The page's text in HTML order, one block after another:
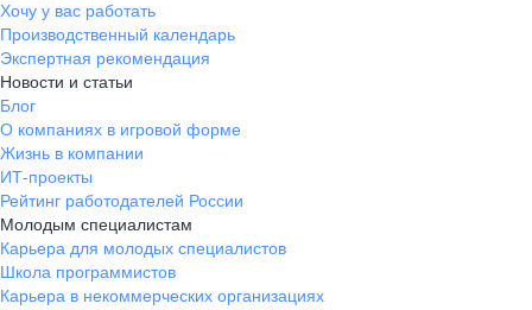
Хочу у вас работать
Производственный календарь
Экспертная рекомендация
Новости и статьи
Блог
О компаниях в игровой форме
Жизнь в компании
ИТ-проекты
Рейтинг работодателей России
Молодым специалистам
Карьера для молодых специалистов
Школа программистов
Карьера в некоммерческих организациях